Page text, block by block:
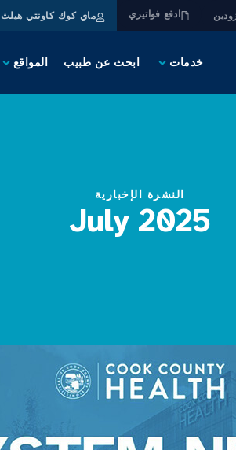
ادفع فواتيري ماي كوك كاونتي هيلث
خدمات ابحث عن طبيب المواقع
النشرة الإخبارية
July 2025